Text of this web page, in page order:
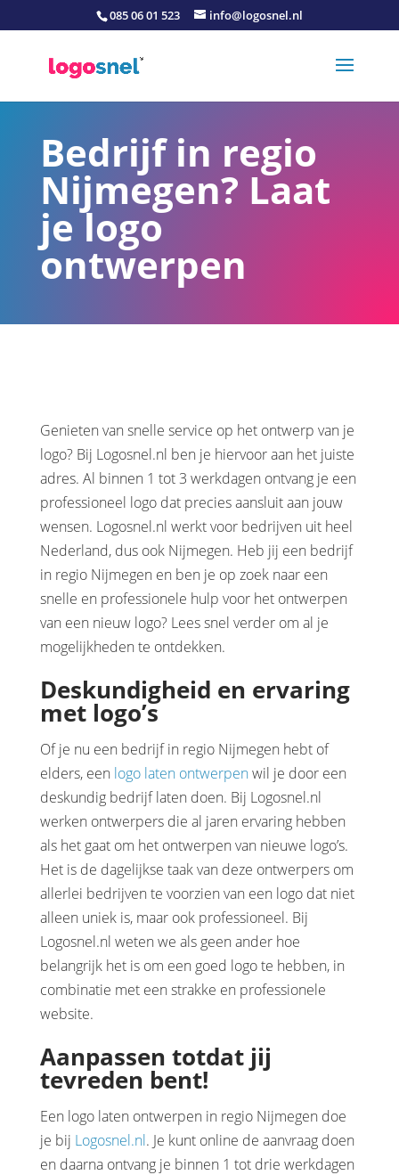
085 06 01 523 info@logosnel.nl
Bedrijf in regio
Nijmegen? Laat
je logo
ontwerpen
Genieten van snelle service op het ontwerp van je
logo? Bij Logosnel.nl ben je hiervoor aan het juiste
adres. Al binnen 1 tot 3 werkdagen ontvang je een
professioneel logo dat precies aansluit aan jouw
wensen. Logosnel.nl werkt voor bedrijven uit heel
Nederland, dus ook Nijmegen. Heb jij een bedrijf
in regio Nijmegen en ben je op zoek naar een
snelle en professionele hulp voor het ontwerpen
van een nieuw logo? Lees snel verder om al je
mogelijkheden te ontdekken.
Deskundigheid en ervaring
met logo’s
Of je nu een bedrijf in regio Nijmegen hebt of
elders, een logo laten ontwerpenwil je door een
deskundig bedrijf laten doen. Bij Logosnel.nl
werken ontwerpers die al jaren ervaring hebben
als het gaat om het ontwerpen van nieuwe logo’s.
Het is de dagelijkse taak van deze ontwerpers om
allerlei bedrijven te voorzien van een logo dat niet
alleen uniek is, maar ook professioneel. Bij
Logosnel.nl weten we als geen ander hoe
belangrijk het is om een goed logo te hebben, in
combinatie met een strakke en professionele
website.
Aanpassen totdat jij
tevreden bent!
Een logo laten ontwerpen in regio Nijmegen doe
je bij Logosnel.nl. Je kunt online de aanvraag doen
en daarna ontvang je binnen 1 tot drie werkdagen